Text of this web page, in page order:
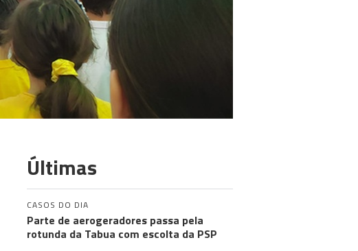
Últimas
CASOS DO DIA
Parte de aerogeradores passa pela
rotunda da Tabua com escolta da PSP